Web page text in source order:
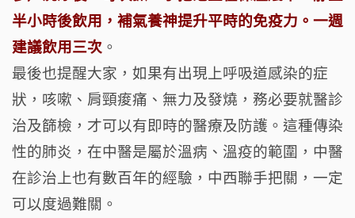
半小時後飲用，補氣養神提升平時的免疫力。一週
建議飲用三次 。
最後也提醒大家，如果有出現上呼吸道感染的症
狀，咳嗽、肩頸痠痛、無力及發燒，務必要就醫診
治及篩檢，才可以有即時的醫療及防護。這種傳染
性的肺炎，在中醫是屬於溫病、溫疫的範圍，中醫
在診治上也有數百年的經驗，中西聯手把關，一定
可以度過難關。